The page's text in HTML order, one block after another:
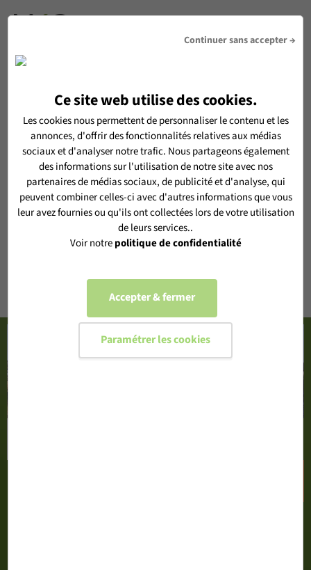
Continuer sans accepter →
Ce site web utilise des cookies.
Les cookies nous permettent de personnaliser le contenu et les
annonces, d'offrir des fonctionnalités relatives aux médias
sociaux et d'analyser notre trafic. Nous partageons également
des informations sur l'utilisation de notre site avec nos
partenaires de médias sociaux, de publicité et d'analyse, qui
peuvent combiner celles-ci avec d'autres informations que vous
leur avez fournies ou qu'ils ont collectées lors de votre utilisation
de leurs services..
Voir notrepolitique de confidentialité
Accepter & fermer
Paramétrer les cookies
RECEVOIR LA NEWSLETTER MéO
En vous inscrivant, vous acceptez de recevoir notre
newsletter MéO et vous acceptez l'utilisation de vos données
personnelles selon notre politique de confidentialité